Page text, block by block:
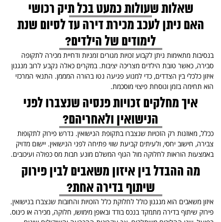
שאלות שעולות כמעט בכל תיק רכושי
האם ניתן לעכב מכירת דירה עד לסיום שנת
לימודים של הילדים?
בנסיבות מתאימות ניתן לקבוע זכויות מגורים זמניות ודחיית מכירה לתקופה
סבירה, כאשר טובת הילדים מצריכה יציבות. במקרים כאלה נקבע לרוב מנגנון
איזון כלכלי בין הצדדים, כדי למנוע פגיעה נטו בהורה המממן. התנאי המרכזי
הוא תחימה בזמן ונוסחת פיצוי מוסכמת.
איך מחלקים זכויות פנסיה שנצברו לפני
הנישואין ולאחריהם?
ככלל, מאוזנות רק הזכויות שנצברו בתקופת הנישואין. נדרש פירוק לתקופות
צבירה, חישוב יחסי, ולעיתים קביעת שווי פתיחה לפני הנישואין. יישום מדויק
באמצעות הוראות לחלוקה מול הגוף המשלם מונע חבות מס כפולה ועיכובים.
מה ההבדל בין איזון משאבים לבין פירוק
שיתוף בדירה אחת?
איזון משאבים הוא מנגנון כולל לחלוקת כלל הזכויות והחובות שנצברו בנישואין.
פירוק שיתוף בדירה מתמקד בנכס בודד ובאופן מימושו, חלוקה, מכירה או כינוס.